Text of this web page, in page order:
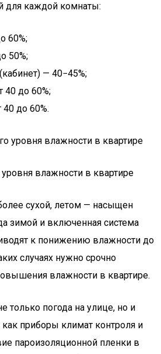
для каждой комнаты:
60%;
50%;
— 40−45%;
40 до 60%;
40 до 60%.
влажности в квартире
сухой, летом — насыщен
зимой и включенная система
к понижению влажности до
случаях нужно срочно
влажности в квартире.
только погода на улице, но и
приборы климат контроля и
пароизоляционной пленки в